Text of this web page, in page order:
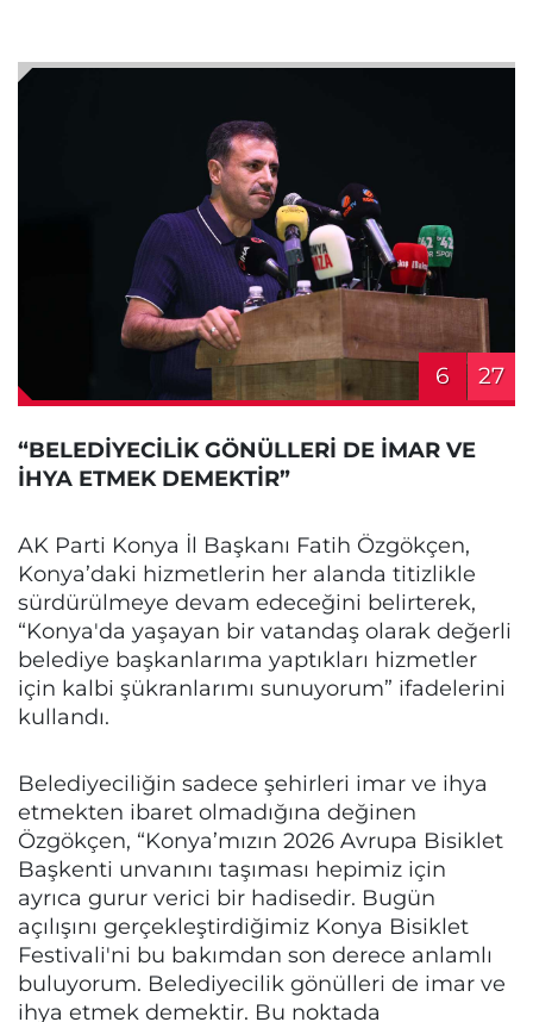
6 27
“BELEDİYECİLİK GÖNÜLLERİ DE İMAR VE
İHYA ETMEK DEMEKTİR”
AK Parti Konya İl Başkanı Fatih Özgökçen,
Konya’daki hizmetlerin her alanda titizlikle
sürdürülmeye devam edeceğini belirterek,
“Konya'da yaşayan bir vatandaş olarak değerli
belediye başkanlarıma yaptıkları hizmetler
için kalbi şükranlarımı sunuyorum” ifadelerini
kullandı.
Belediyeciliğin sadece şehirleri imar ve ihya
etmekten ibaret olmadığına değinen
Özgökçen, “Konya’mızın 2026 Avrupa Bisiklet
Başkenti unvanını taşıması hepimiz için
ayrıca gurur verici bir hadisedir. Bugün
açılışını gerçekleştirdiğimiz Konya Bisiklet
Festivali'ni bu bakımdan son derece anlamlı
buluyorum. Belediyecilik gönülleri de imar ve
ihya etmek demektir. Bu noktada